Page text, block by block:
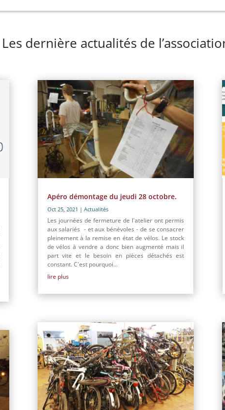
Les dernière actualités de
Apéro démontage du jeudi 28 octobre.
Oct 25, 2021 | Actualités
Les journées de fermeture de l'atelier ont permis
aux salariés - et aux bénévoles - de se consacrer
pleinement à la remise en état de vélos. Le stock
de vélos à vendre a donc bien augmenté mais il
part vite et le besoin en pièces détachés est
constant. C'est pourquoi...
lire plus